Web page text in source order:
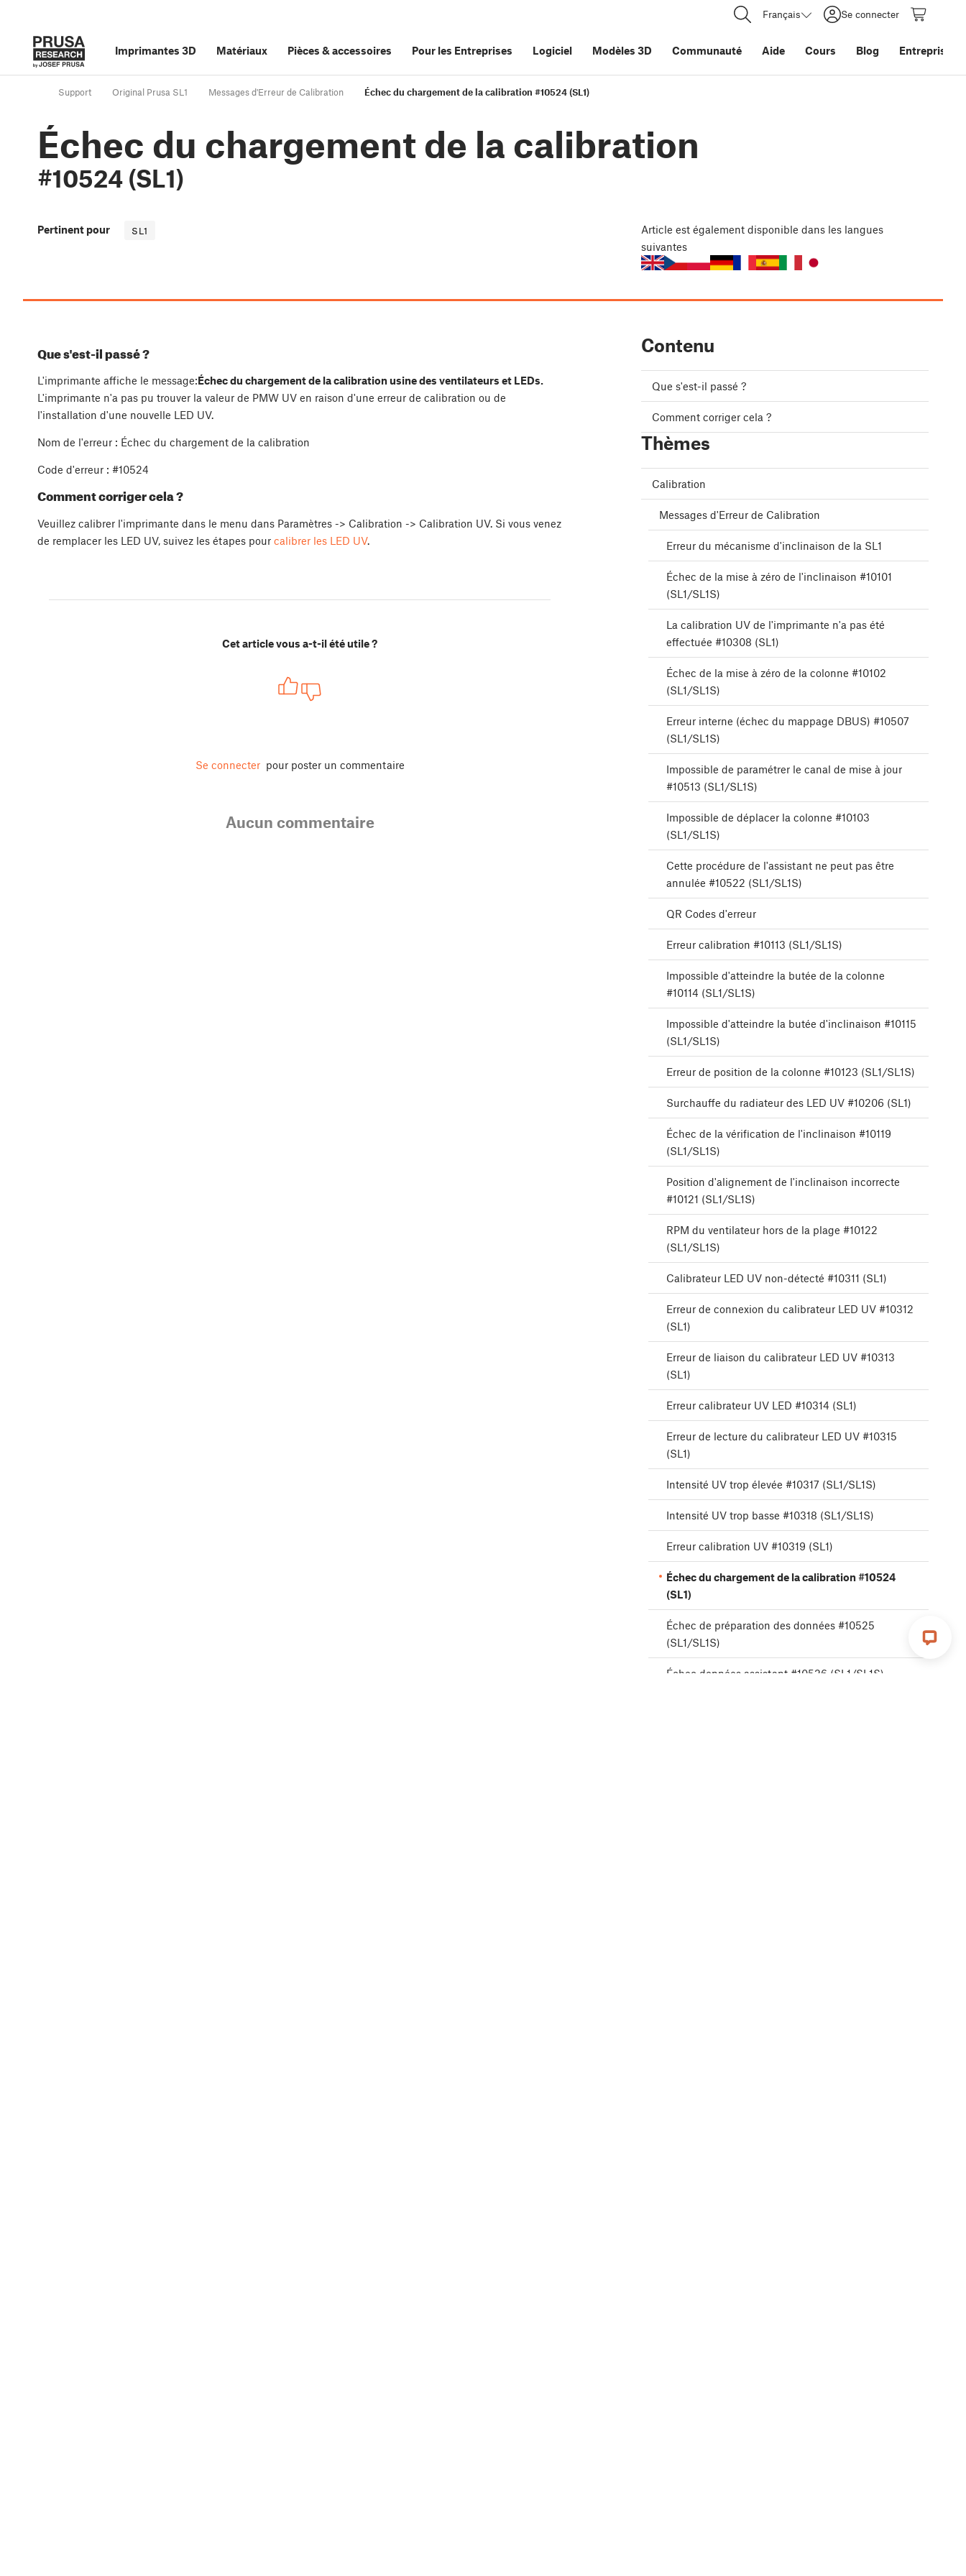
Français Se connecter
Imprimantes 3D Matériaux Pièces &accessoires Pour les Entreprises Logiciel Modèles 3D Communauté Aide Cours Blog Entreprise
Support Original Prusa SL1 Messages d'Erreur de Calibration Échec du chargement de la calibration #10524 (SL1)
Échec du chargement de la calibration
#10524 (SL1)
Pertinent pour SL1 Article est également disponible dans les langues
suivantes
Que s'est-il passé ?
L'imprimante affiche le message:Échec du chargement de la calibration usine des ventilateurs et LEDs.
L'imprimante n'a pas pu trouver la valeur de PMW UV en raison d'une erreur de calibration ou de
l'installation d'une nouvelle LED UV.
Nom de l'erreur : Échec du chargement de la calibration
Code d'erreur : #10524
Comment corriger cela ?
Veuillez calibrer l'imprimante dans le menu dans Paramètres -> Calibration -> Calibration UV. Si vous venez
de remplacer les LED UV, suivez les étapes pour calibrer les LED UV.
Cet article vous a-t-il été utile ?
Se connecter pour poster un commentaire
Aucun commentaire
Contenu
Que s'est-il passé ?
Comment corriger cela ?
Thèmes
Calibration
Messages d'Erreur de Calibration
Erreur du mécanisme d'inclinaison de la SL1
Échec de la mise à zéro de l'inclinaison #10101
(SL1/SL1S)
La calibration UV de l'imprimante n'a pas été
effectuée #10308 (SL1)
Échec de la mise à zéro de la colonne #10102
(SL1/SL1S)
Erreur interne (échec du mappage DBUS) #10507
(SL1/SL1S)
Impossible de paramétrer le canal de mise à jour
#10513 (SL1/SL1S)
Impossible de déplacer la colonne #10103
(SL1/SL1S)
Cette procédure de l'assistant ne peut pas être
annulée #10522 (SL1/SL1S)
QR Codes d'erreur
Erreur calibration #10113 (SL1/SL1S)
Impossible d'atteindre la butée de la colonne
#10114 (SL1/SL1S)
Impossible d'atteindre la butée d'inclinaison #10115
(SL1/SL1S)
Erreur de position de la colonne #10123 (SL1/SL1S)
Surchauffe du radiateur des LED UV #10206 (SL1)
Échec de la vérification de l'inclinaison #10119
(SL1/SL1S)
Position d'alignement de l'inclinaison incorrecte
#10121 (SL1/SL1S)
RPM du ventilateur hors de la plage #10122
(SL1/SL1S)
Calibrateur LED UV non-détecté #10311 (SL1)
Erreur de connexion du calibrateur LED UV #10312
(SL1)
Erreur de liaison du calibrateur LED UV #10313
(SL1)
Erreur calibrateur UV LED #10314 (SL1)
Erreur de lecture du calibrateur LED UV #10315
(SL1)
Intensité UV trop élevée #10317 (SL1/SL1S)
Intensité UV trop basse #10318 (SL1/SL1S)
Erreur calibration UV #10319 (SL1)
Échec du chargement de la calibration #10524
(SL1)
Échec de préparation des données #10525
(SL1/SL1S)
Échec données assistant #10526 (SL1/SL1S)